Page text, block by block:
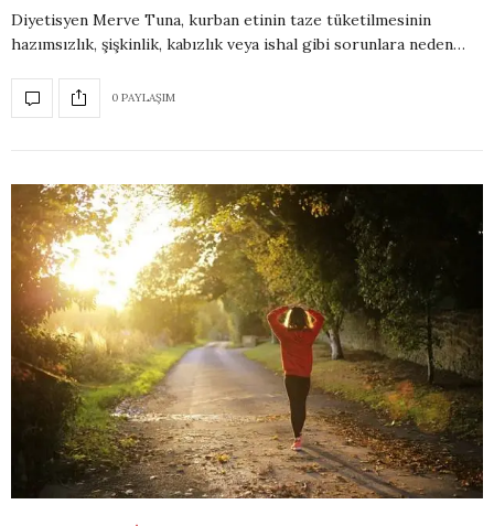
Diyetisyen Merve Tuna, kurban etinin taze tüketilmesinin
hazımsızlık, şişkinlik, kabızlık veya ishal gibi sorunlara neden…
0 PAYLAŞIM